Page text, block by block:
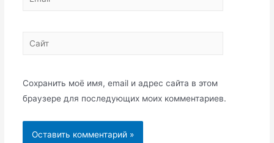
Сайт
Сохранить моё имя, email и адрес сайта в этом
браузере для последующих моих комментариев.